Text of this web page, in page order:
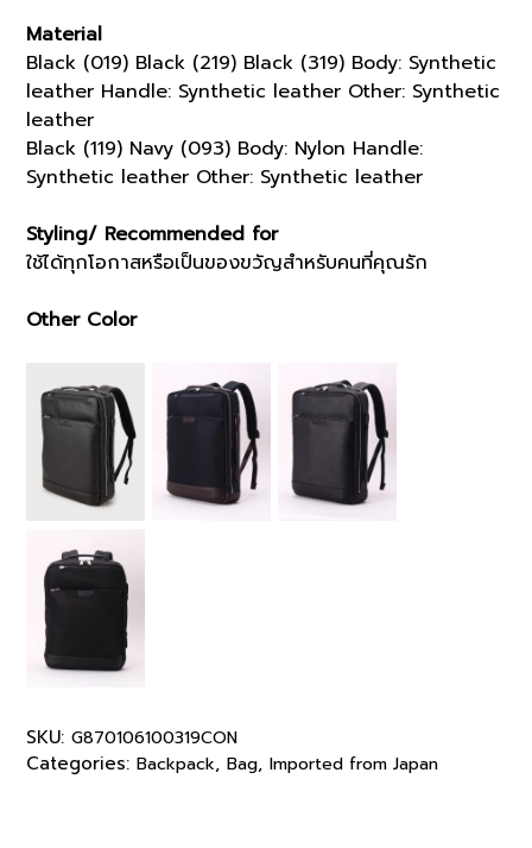
Material
Black (019) Black (219) Black (319) Body: Synthetic
leather Handle: Synthetic leather Other: Synthetic
leather
Black (119) Navy (093) Body: Nylon Handle:
Synthetic leather Other: Synthetic leather
Styling/ Recommended for
ใช้ได้ทุกโอกาสหรือเป็นของขวัญสำหรับคนที่คุณรัก
Other Color
SKU: G870106100319CON
Categories: Backpack, Bag, Imported from Japan